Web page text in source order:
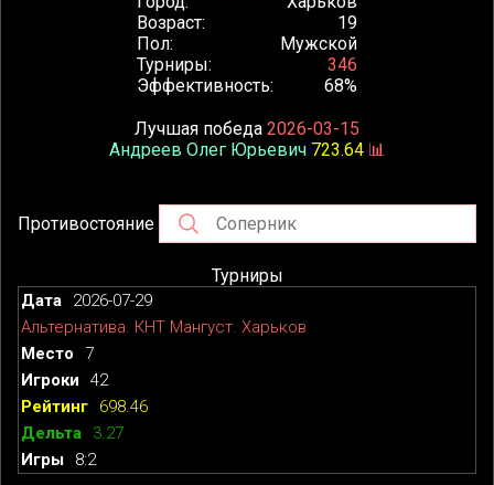
Возраст
19
Пол
Мужской
Турниры
346
Эффективность
68%
Лучшая победа 2026-03-15
Андреев Олег Юрьевич 723.64 📊
Противостояние
Турниры
2026-07-29
Альтернатива. КНТ Мангуст. Харьков
7
42
698.46
3.27
8:2